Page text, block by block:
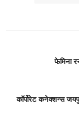
फेमिना
कॉर्पोरेट कनेक्शन्स